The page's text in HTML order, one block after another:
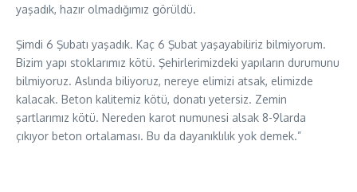
yaşadık, hazır olmadığımız görüldü.
Şimdi 6 Şubatı yaşadık. Kaç 6 Şubat yaşayabiliriz bilmiyorum.
Bizim yapı stoklarımız kötü. Şehirlerimizdeki yapıların durumunu
bilmiyoruz. Aslında biliyoruz, nereye elimizi atsak, elimizde
kalacak. Beton kalitemiz kötü, donatı yetersiz. Zemin
şartlarımız kötü. Nereden karot numunesi alsak 8-9larda
çıkıyor beton ortalaması. Bu da dayanıklılık yok demek.”